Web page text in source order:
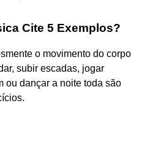
Cite 5 Exemplos?
o movimento do corpo
subir escadas, jogar
ou dançar a noite toda são